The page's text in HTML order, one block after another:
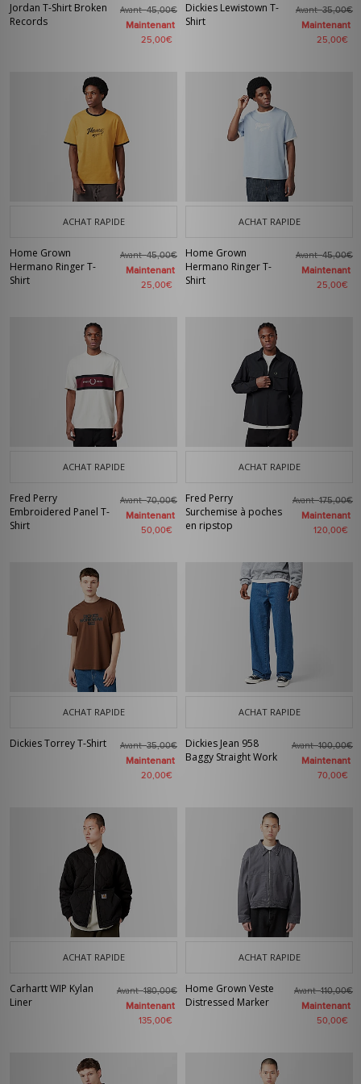
Jordan T-Shirt Broken
Records
Avant45,00€
Maintenant
25,00€
Dickies Lewistown T-
Shirt
Avant35,00€
Maintenant
25,00€
ACHAT RAPIDE
Home Grown
Hermano Ringer T-
Shirt
Avant45,00€
Maintenant
25,00€
ACHAT RAPIDE
Home Grown
Hermano Ringer T-
Shirt
Avant45,00€
Maintenant
25,00€
ACHAT RAPIDE
Fred Perry
Embroidered Panel T-
Shirt
Avant70,00€
Maintenant
50,00€
ACHAT RAPIDE
Fred Perry
Surchemise à poches
en ripstop
Avant175,00€
Maintenant
120,00€
ACHAT RAPIDE
Dickies Torrey T-Shirt Avant35,00€
Maintenant
20,00€
ACHAT RAPIDE
Dickies Jean 958
Baggy Straight Work
Avant100,00€
Maintenant
70,00€
ACHAT RAPIDE
Carhartt WIP Kylan
Liner
Avant180,00€
Maintenant
135,00€
ACHAT RAPIDE
Home Grown Veste
Distressed Marker
Avant110,00€
Maintenant
50,00€